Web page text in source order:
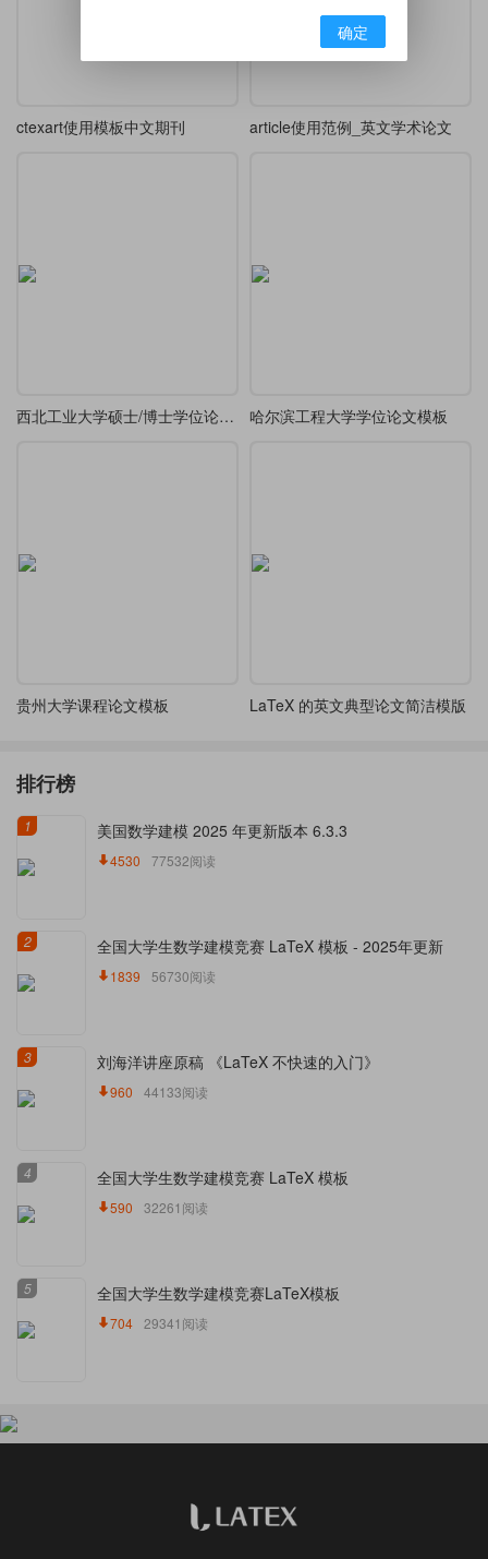
ctexart使用模板中文期刊 article使用范例_英文学术论文
西北工业大学硕士/博士学位论文模板（2026） 哈尔滨工程大学学位论文模板
贵州大学课程论文模板 LaTeX 的英文典型论文简洁模版
排行榜
1 美国数学建模 2025 年更新版本 6.3.3
4530 77532阅读
2 全国大学生数学建模竞赛 LaTeX 模板 - 2025年更新
1839 56730阅读
3 刘海洋讲座原稿 《LaTeX 不快速的入门》
960 44133阅读
4 全国大学生数学建模竞赛 LaTeX 模板
590 32261阅读
5 全国大学生数学建模竞赛LaTeX模板
704 29341阅读
确定